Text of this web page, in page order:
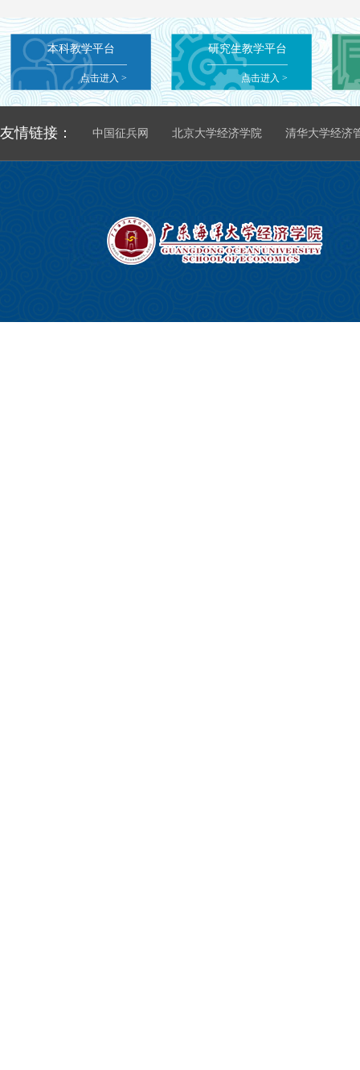
本科教学平台
点击进入 >
研究生教学平台
点击进入 >
友情链接： 中国征兵网 北京大学经济学院 清华大学经济